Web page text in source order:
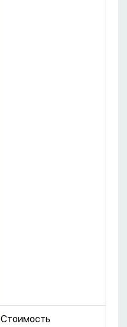
Стоимость